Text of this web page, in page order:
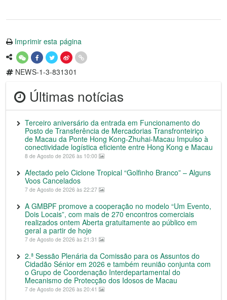
Imprimir esta página
NEWS-1-3-831301
Últimas notícias
Terceiro aniversário da entrada em Funcionamento do
Posto de Transferência de Mercadorias Transfronteiriço
de Macau da Ponte Hong Kong-Zhuhai-Macau Impulso à
conectividade logística eficiente entre Hong Kong e Macau
8 de Agosto de 2026 às 10:00
Afectado pelo Ciclone Tropical “Golfinho Branco” – Alguns
Voos Cancelados
7 de Agosto de 2026 às 22:27
A GMBPF promove a cooperação no modelo “Um Evento,
Dois Locais”, com mais de 270 encontros comerciais
realizados ontem Aberta gratuitamente ao público em
geral a partir de hoje
7 de Agosto de 2026 às 21:31
2.ª Sessão Plenária da Comissão para os Assuntos do
Cidadão Sénior em 2026 e também reunião conjunta com
o Grupo de Coordenação Interdepartamental do
Mecanismo de Protecção dos Idosos de Macau
7 de Agosto de 2026 às 20:41